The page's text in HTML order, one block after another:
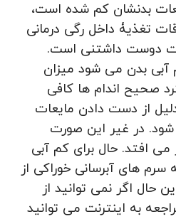
بدنشان کم شده است،
تغذیۀ داخل رگی درمانی
دوست داشتنی است.
آبی بدن می شود میزان
صحیح اندام ها کافی
از دست دادن مایعات
شود. در غیر این صورت
می افتد. حال برای کم آبی
های آبرسانی خوراکی از
حال اگر نمی توانید از
به اینترنت می توانید